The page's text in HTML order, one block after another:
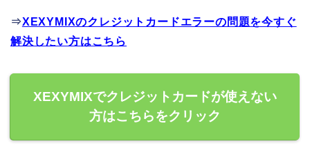
⇒XEXYMIXのクレジットカードエラーの問題を今すぐ
解決したい方はこちら
XEXYMIXでクレジットカードが使えない
方はこちらをクリック